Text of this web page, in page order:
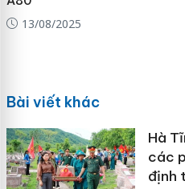
13/08/2025
Bài viết khác
Hà
các
định